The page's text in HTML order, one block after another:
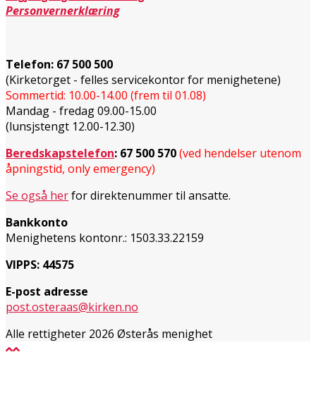
Personvernerklæring
Telefon: 67 500 500
(Kirketorget - felles servicekontor for menighetene)
Sommertid: 10.00-14.00 (frem til 01.08)
Mandag - fredag 09.00-15.00
(lunsjstengt 12.00-12.30)
Beredskapstelefon: 67 500 570(ved hendelser utenom
åpningstid, only emergency)
Se også herfor direktenummer til ansatte.
Bankkonto
Menighetens kontonr.: 1503.33.22159
VIPPS: 44575
E-post adresse
post.osteraas@kirken.no
Alle rettigheter 2026 Østerås menighet